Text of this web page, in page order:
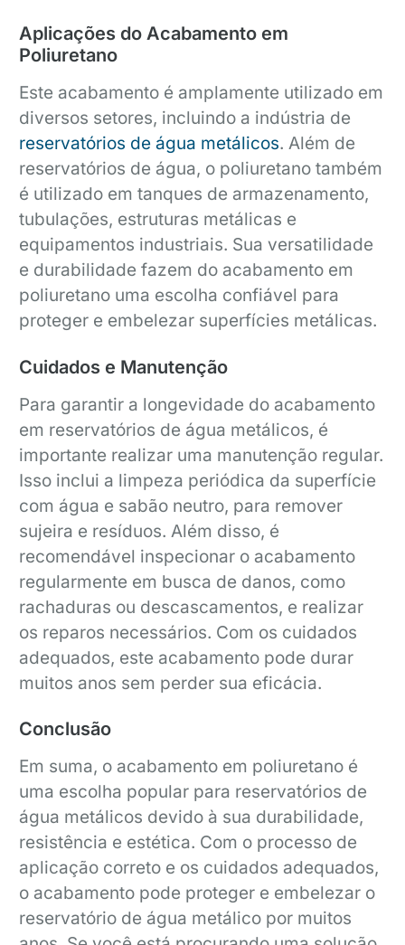
Aplicações do Acabamento em
Poliuretano
Este acabamento é amplamente utilizado em
diversos setores, incluindo a indústria de
reservatórios de água metálicos. Além de
reservatórios de água, o poliuretano também
é utilizado em tanques de armazenamento,
tubulações, estruturas metálicas e
equipamentos industriais. Sua versatilidade
e durabilidade fazem do acabamento em
poliuretano uma escolha confiável para
proteger e embelezar superfícies metálicas.
Cuidados e Manutenção
Para garantir a longevidade do acabamento
em reservatórios de água metálicos, é
importante realizar uma manutenção regular.
Isso inclui a limpeza periódica da superfície
com água e sabão neutro, para remover
sujeira e resíduos. Além disso, é
recomendável inspecionar o acabamento
regularmente em busca de danos, como
rachaduras ou descascamentos, e realizar
os reparos necessários. Com os cuidados
adequados, este acabamento pode durar
muitos anos sem perder sua eficácia.
Conclusão
Em suma, o acabamento em poliuretano é
uma escolha popular para reservatórios de
água metálicos devido à sua durabilidade,
resistência e estética. Com o processo de
aplicação correto e os cuidados adequados,
o acabamento pode proteger e embelezar o
reservatório de água metálico por muitos